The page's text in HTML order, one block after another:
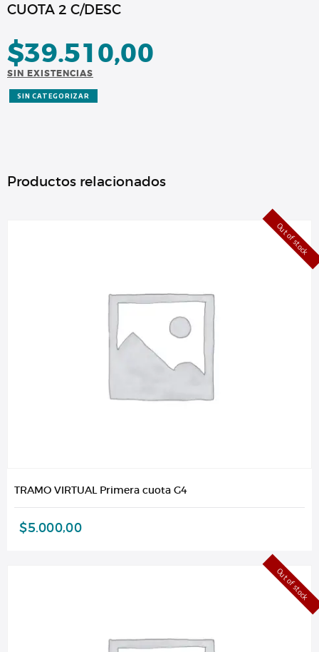
CUOTA 2 C/DESC
$39.510,00
SIN EXISTENCIAS
SIN CATEGORIZAR
Productos relacionados
Out of stock
TRAMO VIRTUAL Primera cuota G4
$5.000,00
Out of stock